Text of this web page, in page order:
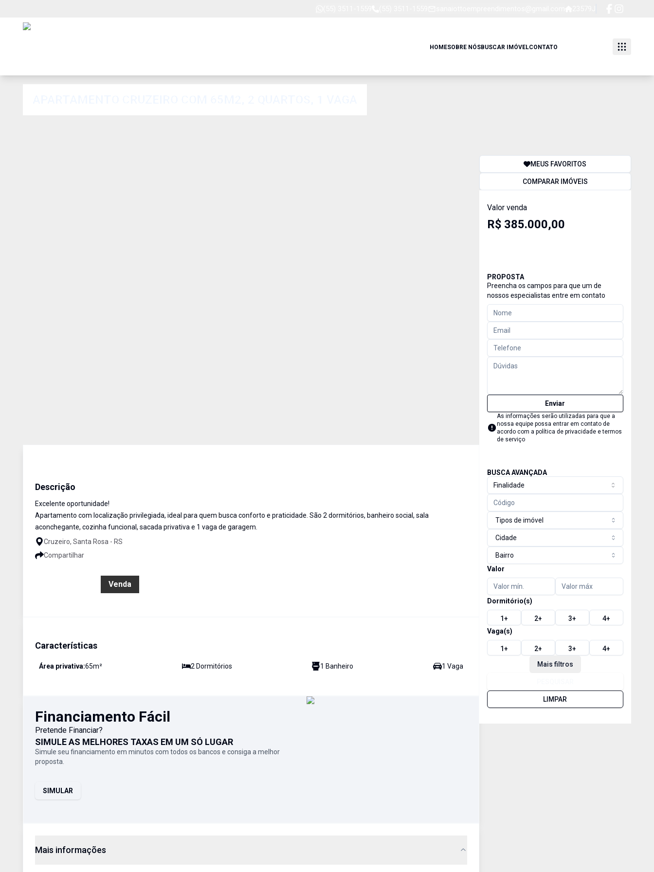
HOMESOBRE NÓSBUSCAR IMÓVELCONTATO
Descrição
Excelente oportunidade!
Apartamento com localização privilegiada, ideal para quem busca conforto e praticidade. São 2 dormitórios, banheiro social, sala
aconchegante, cozinha funcional, sacada privativa e 1 vaga de garagem.
Cruzeiro, Santa Rosa - RS
Compartilhar
Venda
Características
Área privativa:65m² 2 Dormitórios 1 Banheiro 1 Vaga
Financiamento Fácil
Pretende Financiar?
SIMULE AS MELHORES TAXAS EM UM SÓ LUGAR
Simule seu financiamento em minutos com todos os bancos e consiga a melhor
proposta.
SIMULAR
Mais informações
MEUS FAVORITOS
COMPARAR IMÓVEIS
Valor venda
R$ 385.000,00
PROPOSTA
Preencha os campos para que um de
nossos especialistas entre em contato
Enviar
As informações serão utilizadas para que a
nossa equipe possa entrar em contato de
acordo com a política de privacidade e termos
de serviço
BUSCA AVANÇADA
Finalidade
Tipos de imóvel
Cidade
Bairro
Valor
Dormitório(s)
1+ 2+ 3+ 4+
Vaga(s)
1+ 2+ 3+ 4+
Mais filtros
LIMPAR